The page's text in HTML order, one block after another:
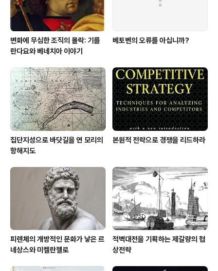
변화에 무심한 조직의 몰락: 기를
란다요와 베네치아 이야기
베토벤의 오류를 아십니까?
집단지성으로 바닷길을 연 모리의
항해지도
본원적 전략으로 경쟁을 리드하라
피렌체의 개방적인 문화가 낳은 르
네상스와 미켈란젤로
적벽대전을 기획하는 제갈량의 협
상전략